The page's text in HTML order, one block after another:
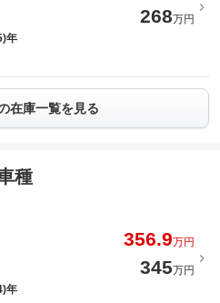
268万円
年
在庫一覧を見る
種
356.9万円
345万円
年